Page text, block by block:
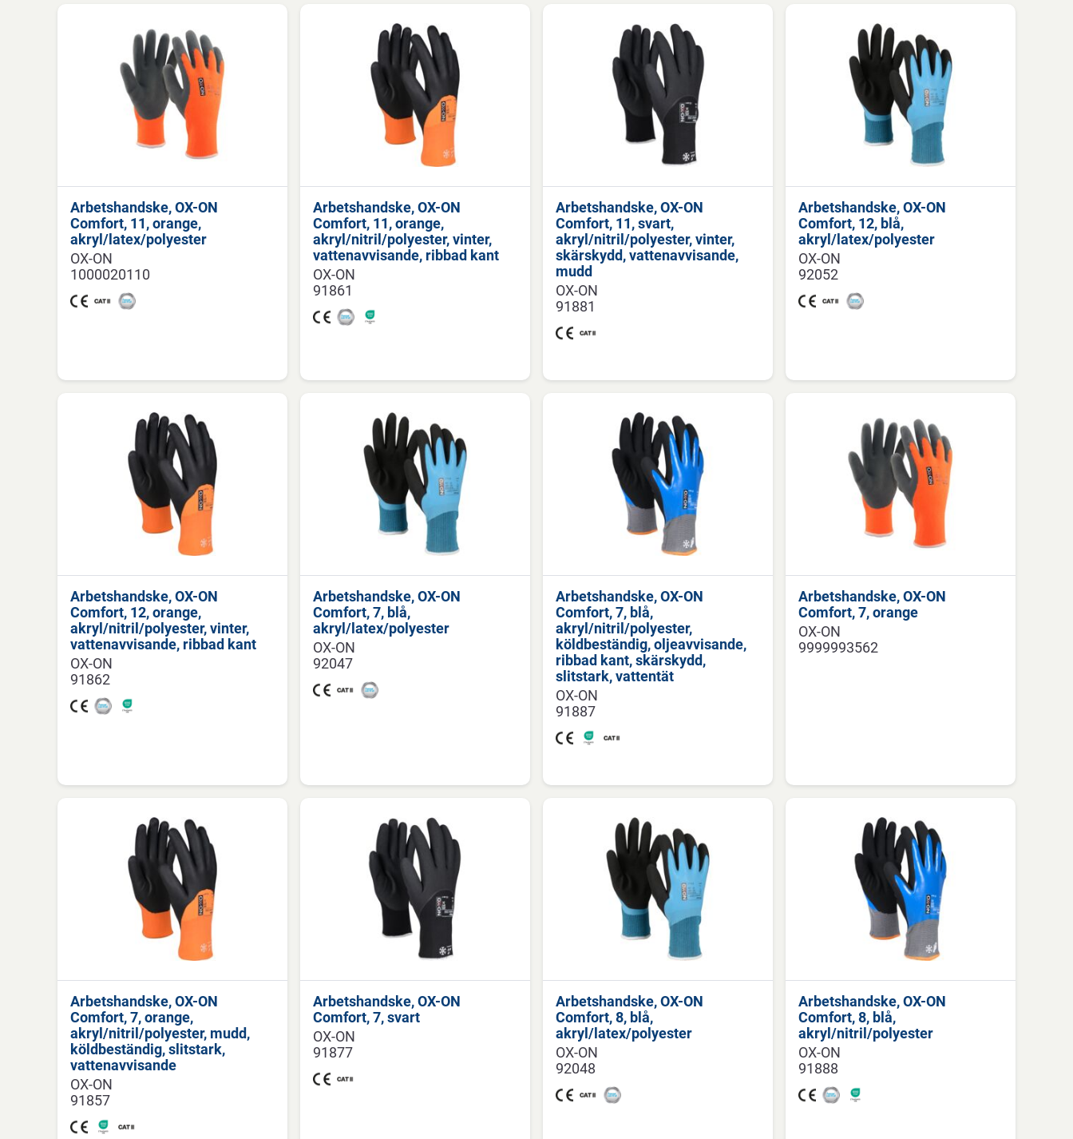
Arbetshandske, OX-ON
Comfort, 11, orange,
akryl/latex/polyester
OX-ON
1000020110
Arbetshandske, OX-ON
Comfort, 11, orange,
akryl/nitril/polyester, vinter,
vattenavvisande, ribbad kant
OX-ON
91861
Arbetshandske, OX-ON
Comfort, 11, svart,
akryl/nitril/polyester, vinter,
skärskydd, vattenavvisande,
mudd
OX-ON
91881
Arbetshandske, OX-ON
Comfort, 12, blå,
akryl/latex/polyester
OX-ON
92052
Arbetshandske, OX-ON
Comfort, 12, orange,
akryl/nitril/polyester, vinter,
vattenavvisande, ribbad kant
OX-ON
91862
Arbetshandske, OX-ON
Comfort, 7, blå,
akryl/latex/polyester
OX-ON
92047
Arbetshandske, OX-ON
Comfort, 7, blå,
akryl/nitril/polyester,
köldbeständig, oljeavvisande,
ribbad kant, skärskydd,
slitstark, vattentät
OX-ON
91887
Arbetshandske, OX-ON
Comfort, 7, orange
OX-ON
9999993562
Arbetshandske, OX-ON
Comfort, 7, orange,
akryl/nitril/polyester, mudd,
köldbeständig, slitstark,
vattenavvisande
OX-ON
91857
Arbetshandske, OX-ON
Comfort, 7, svart
OX-ON
91877
Arbetshandske, OX-ON
Comfort, 8, blå,
akryl/latex/polyester
OX-ON
92048
Arbetshandske, OX-ON
Comfort, 8, blå,
akryl/nitril/polyester
OX-ON
91888